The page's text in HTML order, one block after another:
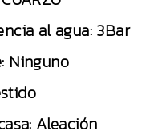
al agua: 3Bar
Ninguno
Aleación